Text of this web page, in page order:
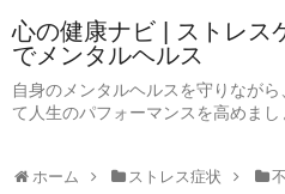
心の健康ナビ | ストレス
でメンタルヘルス
自身のメンタルヘルスを守りなが
て人生のパフォーマンスを高めまし
ホーム ストレス症状